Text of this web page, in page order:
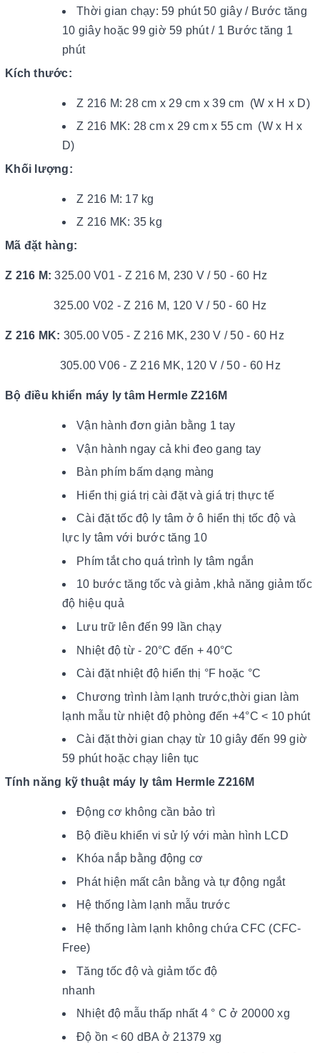
Thời gian chạy: 59 phút 50 giây / Bước tăng
10 giây hoặc 99 giờ 59 phút / 1 Bước tăng 1
phút
Kích thước:
Z 216 M: 28 cm x 29 cm x 39 cm (W x H x D)
Z 216 MK: 28 cm x 29 cm x 55 cm (W x H x
D)
Khối lượng:
Z 216 M: 17 kg
Z 216 MK: 35 kg
Mã đặt hàng:
Z 216 M: 325.00 V01 - Z 216 M, 230 V / 50 - 60 Hz
325.00 V02 - Z 216 M, 120 V / 50 - 60 Hz
Z 216 MK: 305.00 V05 - Z 216 MK, 230 V / 50 - 60 Hz
305.00 V06 - Z 216 MK, 120 V / 50 - 60 Hz
Bộ điều khiển máy ly tâm Hermle Z216M
Vận hành đơn giản bằng 1 tay
Vận hành ngay cả khi đeo gang tay
Bàn phím bấm dạng màng
Hiển thị giá trị cài đặt và giá trị thực tế
Cài đặt tốc độ ly tâm ở ô hiển thị tốc độ và
lực ly tâm với bước tăng 10
Phím tắt cho quá trình ly tâm ngắn
10 bước tăng tốc và giảm ,khả năng giảm tốc
độ hiệu quả
Lưu trữ lên đến 99 lần chạy
Nhiệt độ từ - 20°C đến + 40°C
Cài đặt nhiệt độ hiển thị °F hoặc °C
Chương trình làm lạnh trước,thời gian làm
lạnh mẫu từ nhiệt độ phòng đến +4°C < 10 phút
Cài đặt thời gian chạy từ 10 giây đến 99 giờ
59 phút hoặc chạy liên tục
Tính năng kỹ thuật máy ly tâm Hermle Z216M
Động cơ không cần bảo trì
Bộ điều khiển vi sử lý với màn hình LCD
Khóa nắp bằng động cơ
Phát hiện mất cân bằng và tự động ngắt
Hệ thống làm lạnh mẫu trước
Hệ thống làm lạnh không chứa CFC (CFC-
Free)
Tăng tốc độ và giảm tốc độ
nhanh
Nhiệt độ mẫu thấp nhất 4 ° C ở 20000 xg
Độ ồn < 60 dBA ở 21379 xg